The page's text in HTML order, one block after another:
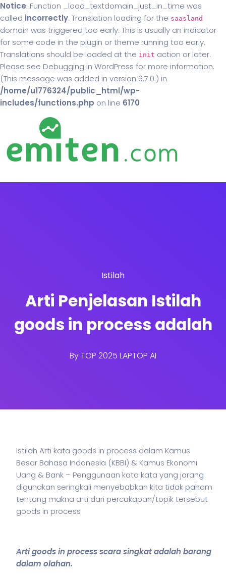
Notice: Function _load_textdomain_just_in_time was
called incorrectly. Translation loading for the saasland
domain was triggered too early. This is usually an indicator
for some code in the plugin or theme running too early.
Translations should be loaded at the init action or later.
Please see Debugging in WordPress for more information.
(This message was added in version 6.7.0.) in
/home/u1776324/public_html/wp-
includes/functions.php on line 6170
Istilah
Arti Penjelasan Istilah
goods in process adalah
ByTOP 2025 LAPTOP AI
Istilah Arti kata goods in process dalam Kamus
Besar Bahasa Indonesia (KBBI) & Kamus Ekonomi
Uang & Bank – Penggunaan kata kata yang jarang
digunakan seringkali menyebabkan kita tidak paham
tentang makna arti dari percakapan/topik tersebut
goods in process
Arti goods in process scara singkat adalah barang
dalam olahan.